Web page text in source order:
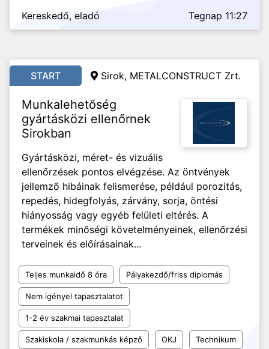
Kereskedő, eladó Tegnap 11:27
START Sirok, METALCONSTRUCT Zrt.
Munkalehetőség
gyártásközi ellenőrnek
Sirokban
Gyártásközi, méret- és vizuális
ellenőrzések pontos elvégzése. Az öntvények
jellemző hibáinak felismerése, például porozitás,
repedés, hidegfolyás, zárvány, sorja, öntési
hiányosság vagy egyéb felületi eltérés. A
termékek minőségi követelményeinek, ellenőrzési
terveinek és előírásainak...
Teljes munkaidő 8 óra Pályakezdő/friss diplomás
Nem igényel tapasztalatot
1-2 év szakmai tapasztalat
Szakiskola / szakmunkás képző OKJ Technikum